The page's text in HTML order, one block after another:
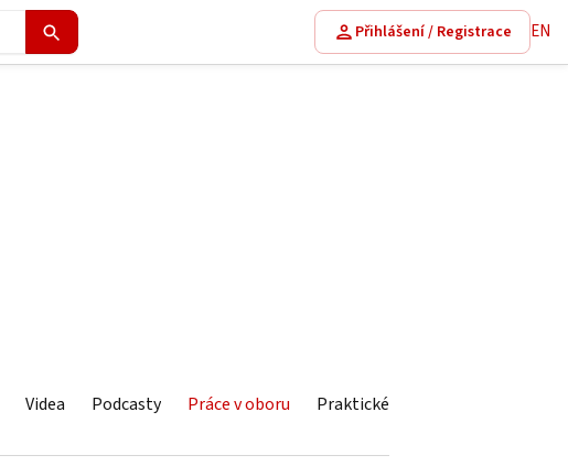
Přihlášení / Registrace EN
Videa Podcasty Práce v oboru Praktické